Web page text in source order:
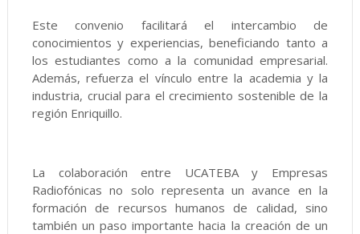
Este convenio facilitará el intercambio de
conocimientos y experiencias, beneficiando tanto a
los estudiantes como a la comunidad empresarial.
Además, refuerza el vínculo entre la academia y la
industria, crucial para el crecimiento sostenible de la
región Enriquillo.
La colaboración entre UCATEBA y Empresas
Radiofónicas no solo representa un avance en la
formación de recursos humanos de calidad, sino
también un paso importante hacia la creación de un